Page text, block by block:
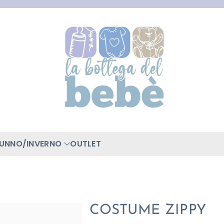
INVERNO OUTLET
COSTUME ZIPPY